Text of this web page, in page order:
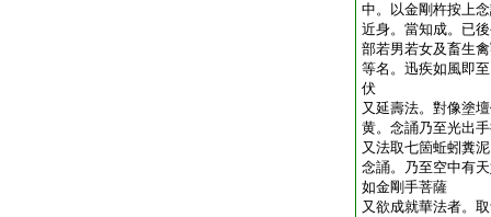
中。以金剛杵按上
近身。當知成。已
部若男若女及畜生
等名。迅疾如風即
伏
又延壽法。對像塗
黄。念誦乃至光出
又法取七箇蚯蚓糞
念誦。乃至空中有
如金剛手菩薩
又欲成就華法者。